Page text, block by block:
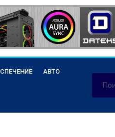
АВТО